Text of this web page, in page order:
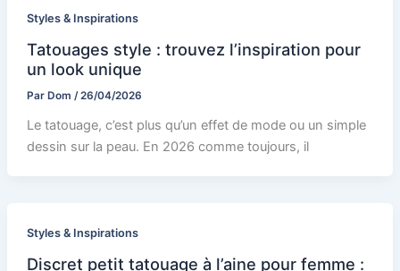
Styles & Inspirations
Tatouages style : trouvez l’inspiration pour
un look unique
Par Dom /26/04/2026
Le tatouage, c’est plus qu’un effet de mode ou un simple
dessin sur la peau. En 2026 comme toujours, il
Styles & Inspirations
Discret petit tatouage à l’aine pour femme :